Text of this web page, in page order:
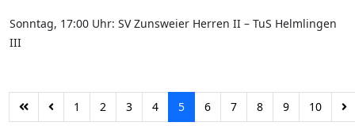
Sonntag, 17:00 Uhr: SV Zunsweier Herren II – TuS Helmlingen
III
1 2 3 4 5 6 7 8 9 10